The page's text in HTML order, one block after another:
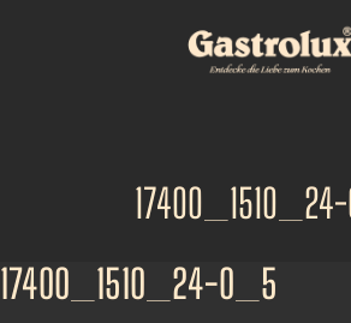
17400_1510_24-0_5